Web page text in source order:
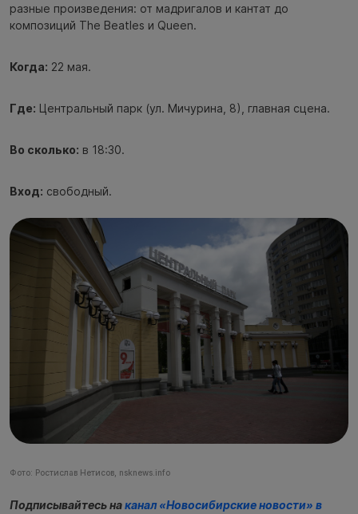
разные произведения: от мадригалов и кантат до
композиций The Beatles и Queen.
Когда: 22 мая.
Где: Центральный парк (ул. Мичурина, 8), главная сцена.
Во сколько: в 18:30.
Вход: свободный.
Фото: Ростислав Нетисов, nsknews.info
Подписывайтесь наканал «Новосибирские новости» в